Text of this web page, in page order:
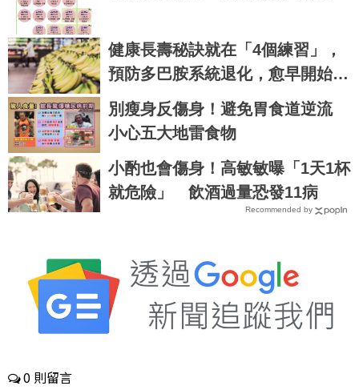
健康長壽秘訣就在「4個練習」，
預防多巴胺系統退化，愈早開始練
習愈好！
別瘦身反傷身！避免胃食道逆流
小心五大地雷食物
小酌也會傷身！高敏敏曝「1天1杯
就危險」 飲酒過量恐發11病
Recommended by